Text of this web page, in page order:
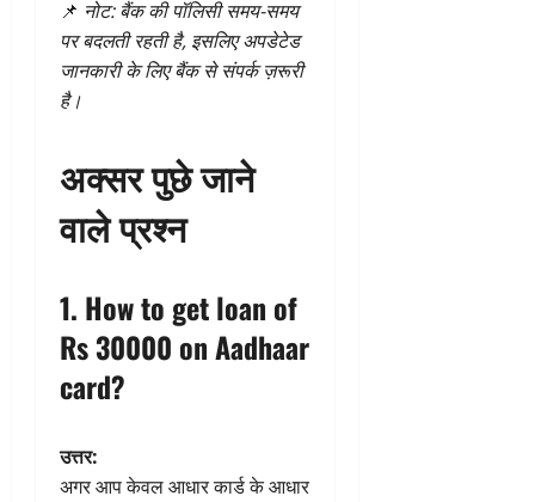
📌 नोट: बैंक की पॉलिसी समय-समय
पर बदलती रहती है, इसलिए अपडेटेड
जानकारी के लिए बैंक से संपर्क ज़रूरी
है।
अक्सर पुछे जाने
वाले प्रश्न
1. How to get loan of
Rs 30000 on Aadhaar
card?
उत्तर:
अगर आप केवल आधार कार्ड के आधार